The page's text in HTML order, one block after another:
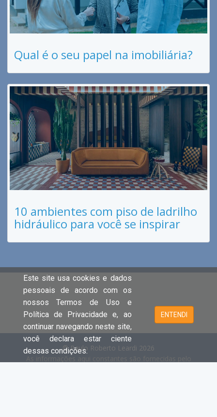
Qual é o seu papel na imobiliária?
10 ambientes com piso de ladrilho
hidráulico para você se inspirar
© Paulo Roberto Leardi 2026
Este site usa cookies e dados
pessoais de acordo com os
nossos Termos de Uso e
Política de Privacidade e, ao
continuar navegando neste site,
você declara estar ciente
dessas condições.
ENTENDI